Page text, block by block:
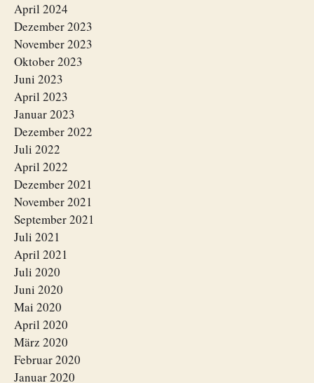
April 2024
Dezember 2023
November 2023
Oktober 2023
Juni 2023
April 2023
Januar 2023
Dezember 2022
Juli 2022
April 2022
Dezember 2021
November 2021
September 2021
Juli 2021
April 2021
Juli 2020
Juni 2020
Mai 2020
April 2020
März 2020
Februar 2020
Januar 2020